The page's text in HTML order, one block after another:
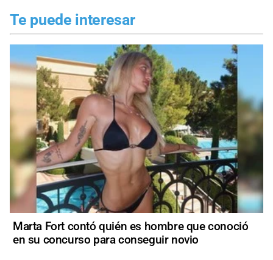
Te puede interesar
Marta Fort contó quién es hombre que conoció
en su concurso para conseguir novio